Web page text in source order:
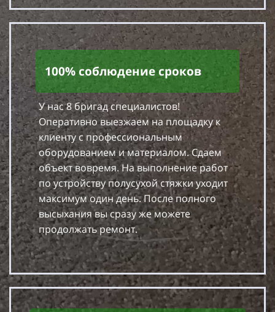
100% соблюдение сроков
У нас 8 бригад специалистов!
Оперативно выезжаем на площадку к
клиенту с профессиональным
оборудованием и материалом. Сдаем
объект вовремя. На выполнение работ
по устройству полусухой стяжки уходит
максимум один день. После полного
высыхания вы сразу же можете
продолжать ремонт.